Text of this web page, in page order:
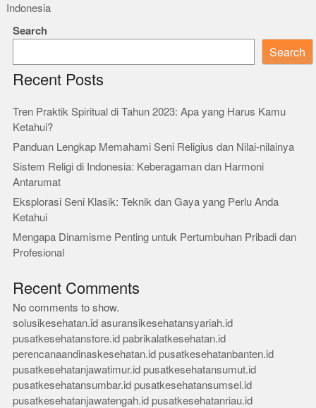
Indonesia
Search
Search
Recent Posts
Tren Praktik Spiritual di Tahun 2023: Apa yang Harus Kamu
Ketahui?
Panduan Lengkap Memahami Seni Religius dan Nilai-nilainya
Sistem Religi di Indonesia: Keberagaman dan Harmoni
Antarumat
Eksplorasi Seni Klasik: Teknik dan Gaya yang Perlu Anda
Ketahui
Mengapa Dinamisme Penting untuk Pertumbuhan Pribadi dan
Profesional
Recent Comments
No comments to show.
solusikesehatan.id asuransikesehatansyariah.id
pusatkesehatanstore.id pabrikalatkesehatan.id
perencanaandinaskesehatan.id pusatkesehatanbanten.id
pusatkesehatanjawatimur.id pusatkesehatansumut.id
pusatkesehatansumbar.id pusatkesehatansumsel.id
pusatkesehatanjawatengah.id pusatkesehatanriau.id